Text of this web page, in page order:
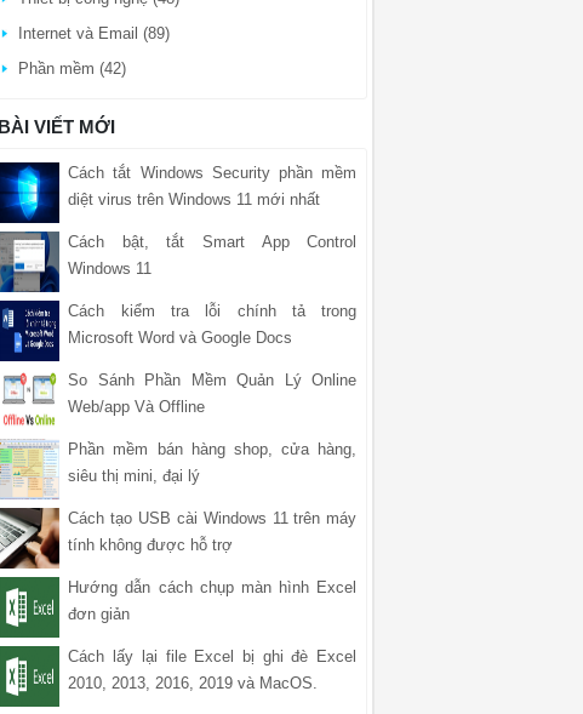
Internet và Email (89)
Phần mềm (42)
BÀI VIẾT MỚI
Cách tắt Windows Security phần mềm
diệt virus trên Windows 11 mới nhất
Cách bật, tắt Smart App Control
Windows 11
Cách kiểm tra lỗi chính tả trong
Microsoft Word và Google Docs
So Sánh Phần Mềm Quản Lý Online
Web/app Và Offline
Phần mềm bán hàng shop, cửa hàng,
siêu thị mini, đại lý
Cách tạo USB cài Windows 11 trên máy
tính không được hỗ trợ
Hướng dẫn cách chụp màn hình Excel
đơn giản
Cách lấy lại file Excel bị ghi đè Excel
2010, 2013, 2016, 2019 và MacOS.